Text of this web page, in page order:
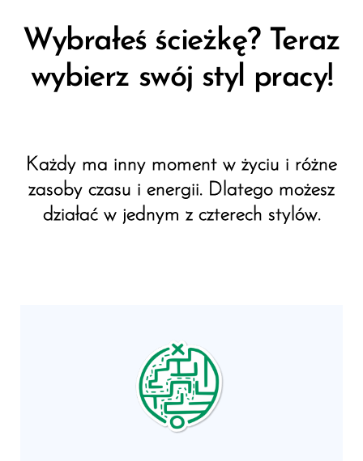
Wybrałeś ścieżkę? Teraz
wybierz swój styl pracy!
Każdy ma inny moment w życiu i różne
zasoby czasu i energii. Dlatego możesz
działać w jednym z czterech stylów.